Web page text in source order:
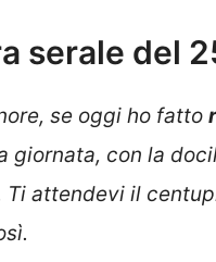
serale del
se oggi ho fatto
giornata, con la
Ti attendevi il